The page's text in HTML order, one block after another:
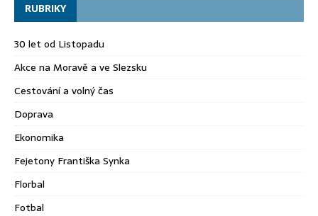
RUBRIKY
30 let od Listopadu
Akce na Moravě a ve Slezsku
Cestování a volný čas
Doprava
Ekonomika
Fejetony Františka Synka
Florbal
Fotbal